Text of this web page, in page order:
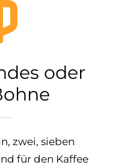
oder
zwei, sieben
für den Kaffee